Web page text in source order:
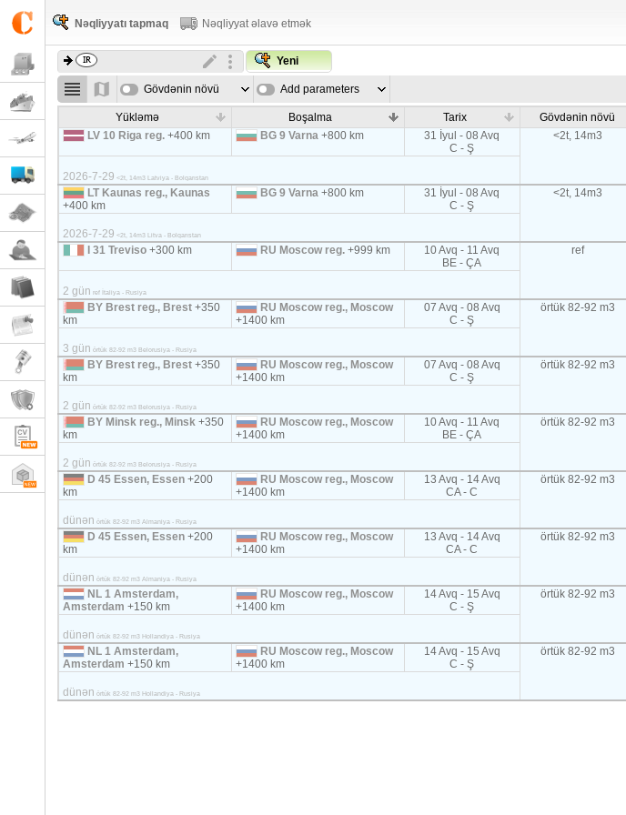
Nəqliyyatı tapmaq Nəqliyyat əlavə etmək
Yeni
Gövdənin növü Add parameters
Yükləmə Boşalma Tarix Gövdənin növü
LV 10 Riga reg. +400 km BG 9 Varna +800 km
31 İyul - 08 Avq
C - Ş
<2t, 14m3
2026-7-29 <2t, 14m3 Latviya - Bolqarıstan
LT Kaunas reg., Kaunas
+400 km
BG 9 Varna +800 km
31 İyul - 08 Avq
C - Ş
<2t, 14m3
2026-7-29 <2t, 14m3 Litva - Bolqarıstan
I 31 Treviso +300 km RU Moscow reg. +999 km
10 Avq - 11 Avq
BE - ÇA
ref
2 gün ref İtaliya - Rusiya
BY Brest reg., Brest +350
km
RU Moscow reg., Moscow
+1400 km
07 Avq - 08 Avq
C - Ş
örtük 82-92 m3
3 gün örtük 82-92 m3 Belorusiya - Rusiya
BY Brest reg., Brest +350
km
RU Moscow reg., Moscow
+1400 km
07 Avq - 08 Avq
C - Ş
örtük 82-92 m3
2 gün örtük 82-92 m3 Belorusiya - Rusiya
BY Minsk reg., Minsk +350
km
RU Moscow reg., Moscow
+1400 km
10 Avq - 11 Avq
BE - ÇA
örtük 82-92 m3
2 gün örtük 82-92 m3 Belorusiya - Rusiya
D 45 Essen, Essen +200
km
RU Moscow reg., Moscow
+1400 km
13 Avq - 14 Avq
CA - C
örtük 82-92 m3
dünən örtük 82-92 m3 Almaniya - Rusiya
D 45 Essen, Essen +200
km
RU Moscow reg., Moscow
+1400 km
13 Avq - 14 Avq
CA - C
örtük 82-92 m3
dünən örtük 82-92 m3 Almaniya - Rusiya
NL 1 Amsterdam,
Amsterdam +150 km
RU Moscow reg., Moscow
+1400 km
14 Avq - 15 Avq
C - Ş
örtük 82-92 m3
dünən örtük 82-92 m3 Hollandiya - Rusiya
NL 1 Amsterdam,
Amsterdam +150 km
RU Moscow reg., Moscow
+1400 km
14 Avq - 15 Avq
C - Ş
örtük 82-92 m3
dünən örtük 82-92 m3 Hollandiya - Rusiya